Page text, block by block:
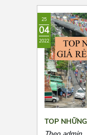
25
04
2022
TOP
VƯỢT 3/2